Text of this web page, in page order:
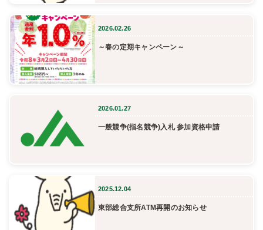
2026.02.26
～春の定期キャンペーン～
2026.01.27
一般競争(指名競争)入札 参加資格申請
2025.12.04
東部総合支所ATM再開のお知らせ